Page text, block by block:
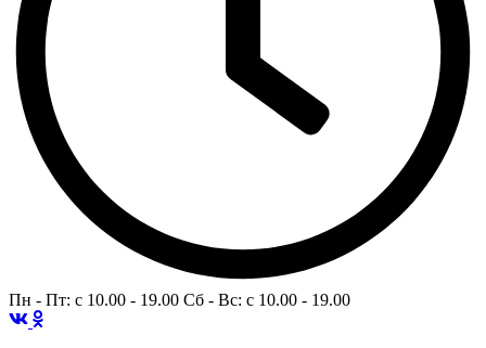
Пн - Пт: c 10.00 - 19.00 Сб - Вс: c 10.00 - 19.00